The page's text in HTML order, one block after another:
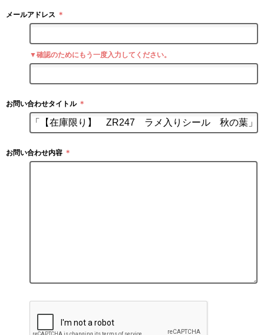
メールアドレス ＊
▼確認のためにもう一度入力してください。
お問い合わせタイトル ＊
お問い合わせ内容 ＊